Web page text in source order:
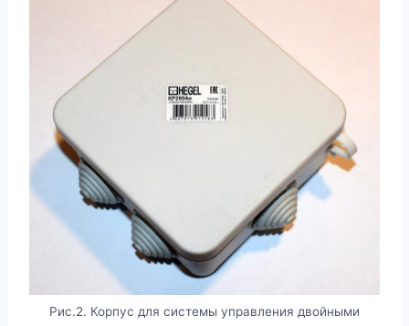
Рис.2. Корпус для системы управления двойными